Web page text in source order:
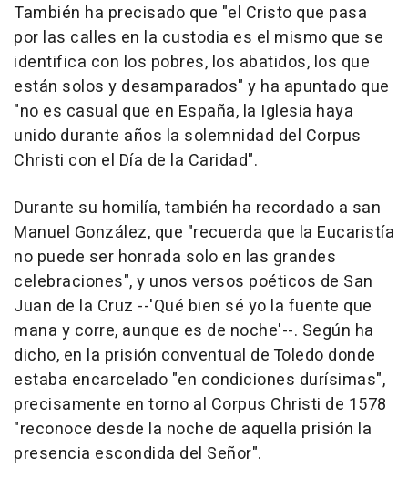
También ha precisado que "el Cristo que pasa
por las calles en la custodia es el mismo que se
identifica con los pobres, los abatidos, los que
están solos y desamparados" y ha apuntado que
"no es casual que en España, la Iglesia haya
unido durante años la solemnidad del Corpus
Christi con el Día de la Caridad".
Durante su homilía, también ha recordado a san
Manuel González, que "recuerda que la Eucaristía
no puede ser honrada solo en las grandes
celebraciones", y unos versos poéticos de San
Juan de la Cruz --'Qué bien sé yo la fuente que
mana y corre, aunque es de noche'--. Según ha
dicho, en la prisión conventual de Toledo donde
estaba encarcelado "en condiciones durísimas",
precisamente en torno al Corpus Christi de 1578
"reconoce desde la noche de aquella prisión la
presencia escondida del Señor".